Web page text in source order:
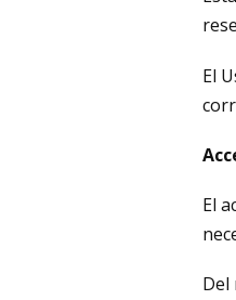
El
El
Del